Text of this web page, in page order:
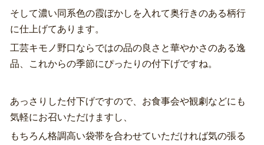
そして濃い同系色の霞ぼかしを入れて奥行きのある柄行
に仕上げてあります。
工芸キモノ野口ならではの品の良さと華やかさのある逸
品、これからの季節にぴったりの付下げですね。
あっさりした付下げですので、お食事会や観劇などにも
気軽にお召いただけますし、
もちろん格調高い袋帯を合わせていただければ気の張る